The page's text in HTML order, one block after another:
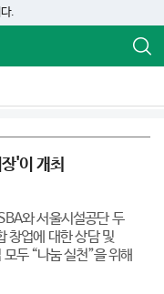
.
'이 개최
와 서울시설공단 두
창업에 대한 상담 및
두 “나눔 실천”을 위해